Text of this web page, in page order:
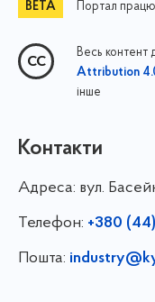
Портал
Весь контент
Attribution
інше
Контакти
Адреса: вул.
Телефон: +380
Пошта: